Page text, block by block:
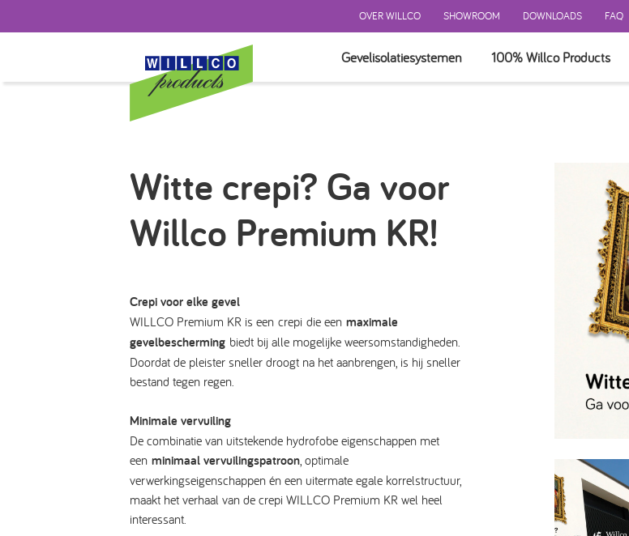
OVER WILLCO SHOWROOM DOWNLOADS FAQ
Gevelisolatiesystemen
GEVENTILEERD SYSTEEM
AFWERKINGEN
TOEBEHOREN
100% Willco Products
Witte crepi? Ga voor
Willco Premium KR!
Crepi voor elke gevel
WILLCO Premium KR is een crepi die een maximale
gevelbescherming biedt bij alle mogelijke weersomstandigheden.
Doordat de pleister sneller droogt na het aanbrengen, is hij sneller
bestand tegen regen.
Minimale vervuiling
De combinatie van uitstekende hydrofobe eigenschappen met
een minimaal vervuilingspatroon, optimale
verwerkingseigenschappen én een uitermate egale korrelstructuur,
maakt het verhaal van de crepi WILLCO Premium KR wel heel
interessant.